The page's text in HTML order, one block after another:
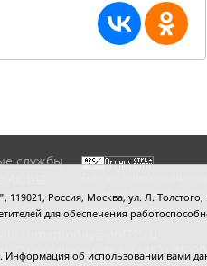
службы
выделите мышкой текст
нажмитеCtrl+Enter
писем: тел. (3452) 39-
Россия, Москва, ул. Л.
для обеспечения
об использовании вами